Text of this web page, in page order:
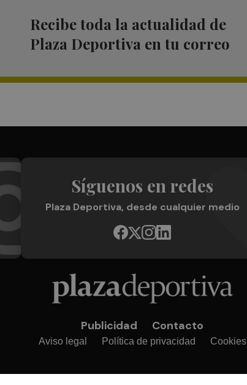
Recibe toda la actualidad de
Plaza Deportiva en tu correo
Síguenos en redes
Plaza Deportiva, desde cualquier medio
Publicidad Contacto
Aviso legal Política de privacidad Cookies